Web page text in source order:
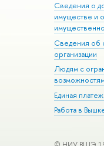
Сведения о
имуществе и
Сведения об
организации
Людям с
Единая
Работа в